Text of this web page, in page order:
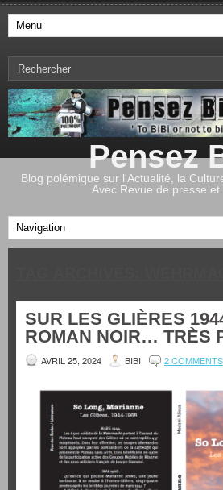
Pensez
Blog polémique sur l'Actualité, la
Avec Revue de presse et
SUR LES GLIÈRES
ROMAN NOIR… TRÈS
AVRIL 25, 2024 BIBI 2 COMMENTS